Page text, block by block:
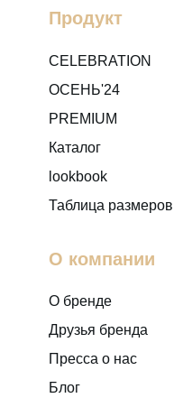
Продукт
CELEBRATION
ОСЕНЬ'24
PREMIUM
Каталог
lookbook
Таблица размеров
О бренде
Друзья бренда
Пресса о нас
Блог
О компании